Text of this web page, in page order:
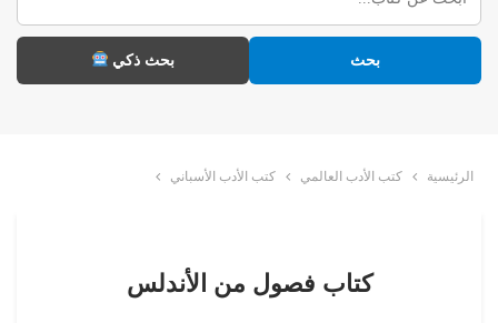
بحث بحث ذكي
الرئيسية كتب الأدب العالمي كتب الأدب الأسباني
كتاب فصول من الأندلس